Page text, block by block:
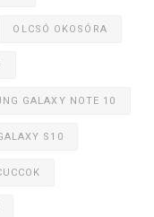
OLCSÓ OKOSÓRA
GALAXY NOTE 10
S10